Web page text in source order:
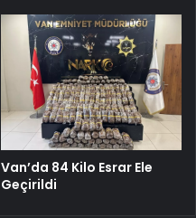
Van’da 84 Kilo Esrar Ele
Geçirildi